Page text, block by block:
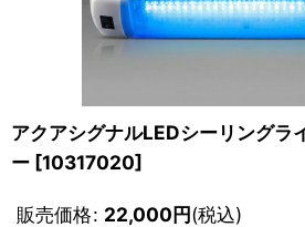
アクアシグナルLEDシーリング
ー [10317020]
販売価格: 22,000円(税込)